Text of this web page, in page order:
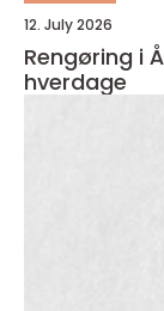
12. July 2026
Rengøring i
hverdage